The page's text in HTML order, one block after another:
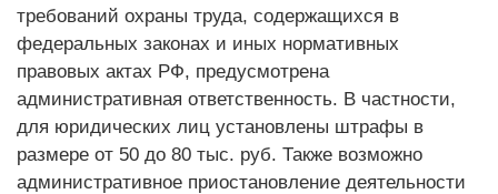
требований охраны труда, содержащихся в
федеральных законах и иных нормативных
правовых актах РФ, предусмотрена
административная ответственность. В частности,
для юридических лиц установлены штрафы в
размере от 50 до 80 тыс. руб. Также возможно
административное приостановление деятельности